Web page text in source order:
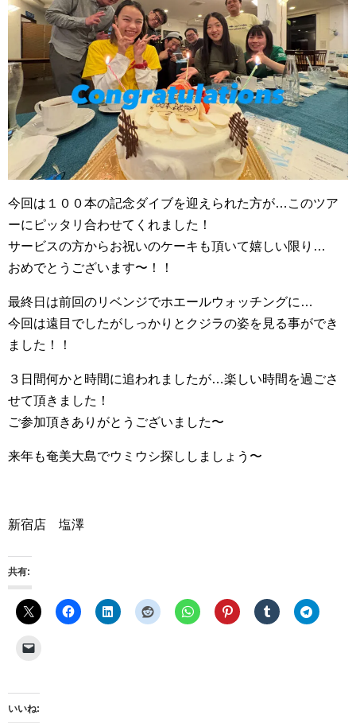
今回は１００本の記念ダイブを迎えられた方が…このツア
ーにピッタリ合わせてくれました！
サービスの方からお祝いのケーキも頂いて嬉しい限り…
おめでとうございます〜！！
最終日は前回のリベンジでホエールウォッチングに…
今回は遠目でしたがしっかりとクジラの姿を見る事ができ
ました！！
３日間何かと時間に追われましたが…楽しい時間を過ごさ
せて頂きました！
ご参加頂きありがとうございました〜
来年も奄美大島でウミウシ探ししましょう〜
新宿店 塩澤
共有:
いいね: